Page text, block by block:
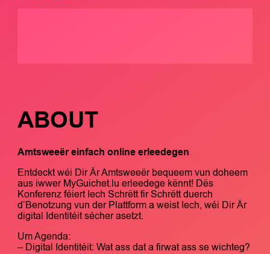
ABOUT
Amtsweeër einfach online erleedegen
Entdeckt wéi Dir Är Amtsweeër bequeem vun doheem
aus iwwer MyGuichet.lu erleedege kënnt! Dës
Konferenz féiert Iech Schrëtt fir Schrëtt duerch
d’Benotzung vun der Plattform a weist Iech, wéi Dir Är
digital Identitéit sécher asetzt.
Um Agenda:
– Digital Identitéit: Wat ass dat a firwat ass se wichteg?